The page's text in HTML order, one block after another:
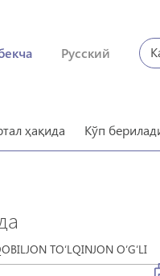
Русский
ҳақида Кўп
TO‘LQINJON O‘G‘LI